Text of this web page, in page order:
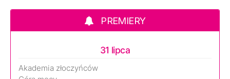
PREMIERY
31 lipca
Akademia złoczyńców